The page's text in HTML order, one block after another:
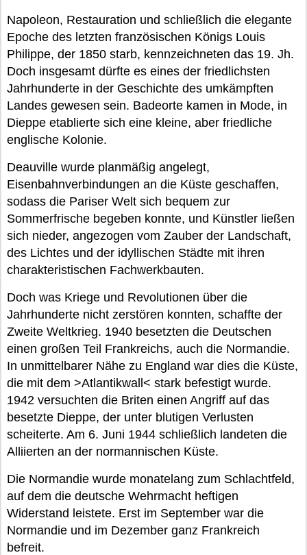
Napoleon, Restauration und schließlich die elegante
Epoche des letzten französischen Königs Louis
Philippe, der 1850 starb, kennzeichneten das 19. Jh.
Doch insgesamt dürfte es eines der friedlichsten
Jahrhunderte in der Geschichte des umkämpften
Landes gewesen sein. Badeorte kamen in Mode, in
Dieppe etablierte sich eine kleine, aber friedliche
englische Kolonie.
Deauville wurde planmäßig angelegt,
Eisenbahnverbindungen an die Küste geschaffen,
sodass die Pariser Welt sich bequem zur
Sommerfrische begeben konnte, und Künstler ließen
sich nieder, angezogen vom Zauber der Landschaft,
des Lichtes und der idyllischen Städte mit ihren
charakteristischen Fachwerkbauten.
Doch was Kriege und Revolutionen über die
Jahrhunderte nicht zerstören konnten, schaffte der
Zweite Weltkrieg. 1940 besetzten die Deutschen
einen großen Teil Frankreichs, auch die Normandie.
In unmittelbarer Nähe zu England war dies die Küste,
die mit dem >Atlantikwall< stark befestigt wurde.
1942 versuchten die Briten einen Angriff auf das
besetzte Dieppe, der unter blutigen Verlusten
scheiterte. Am 6. Juni 1944 schließlich landeten die
Alliierten an der normannischen Küste.
Die Normandie wurde monatelang zum Schlachtfeld,
auf dem die deutsche Wehrmacht heftigen
Widerstand leistete. Erst im September war die
Normandie und im Dezember ganz Frankreich
befreit.